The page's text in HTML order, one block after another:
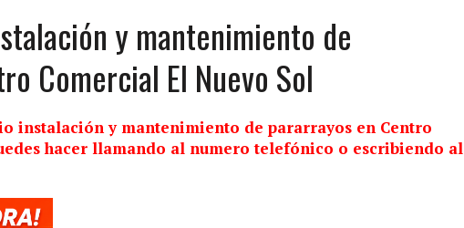
y mantenimiento de
Comercial El Nuevo Sol
instalacióny mantenimiento de pararrayos en Centro
hacer llamando al numero telefónico o escribiendo al